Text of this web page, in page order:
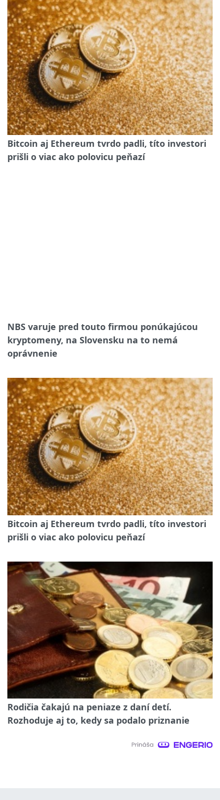
Bitcoin aj Ethereum tvrdo padli, títo investori
prišli o viac ako polovicu peňazí
NBS varuje pred touto firmou ponúkajúcou
kryptomeny, na Slovensku na to nemá
oprávnenie
Bitcoin aj Ethereum tvrdo padli, títo investori
prišli o viac ako polovicu peňazí
Rodičia čakajú na peniaze z daní detí.
Rozhoduje aj to, kedy sa podalo priznanie